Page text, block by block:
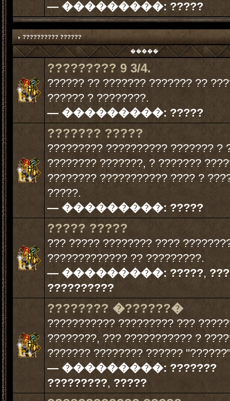
— ���������: ?????
?????????? ??????
�����
????????? 9 3/4.
?????? ?? ??????? ??????? ??
?????? ? ????????.
— ���������: ?????
??????? ?????
????????? ?????????? ??????? ?
???????? ???????, ? ???????
???????? ??????????? ???? ?
?????.
— ���������: ?????
????? ?????
??? ????? ???????? ????
????????????? ?? ?????????.
— ���������: ?????,
??????????
???????? �??????�
??????????? ????????? ???
????????, ??? ??????????? ?
??????? ???????? ??????
— ���������: ???????
?????????, ?????